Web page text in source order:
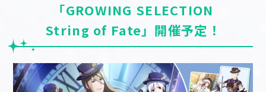
「GROWING SELECTION
String of Fate」開催予定！